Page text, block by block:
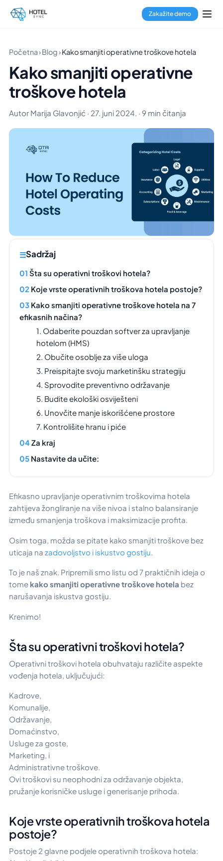
Zakažite demo
Početna›Blog›Kako smanjiti operativne troškove hotela
Kako smanjiti operativne
troškove hotela
Autor Marija Glavonjić · 27. juni 2024. · 9 min čitanja
Sadržaj
Šta su operativni troškovi hotela?
Koje vrste operativnih troškova hotela postoje?
Kako smanjiti operativne troškove hotela na 7
efikasnih načina?
1. Odaberite pouzdan softver za upravljanje
hotelom (HMS)
2. Obučite osoblje za više uloga
3. Preispitajte svoju marketinšku strategiju
4. Sprovodite preventivno održavanje
5. Budite ekološki osviješteni
6. Unovčite manje iskorišćene prostore
7. Kontrolišite hranu i piće
Za kraj
Nastavite da učite:
Efikasno upravljanje operativnim troškovima hotela
zahtijeva žongliranje na više nivoa i stalno balansiranje
između smanjenja troškova i maksimizacije profita.
Osim toga, možda se pitate kako smanjiti troškove bez
uticaja na zadovoljstvo i iskustvo gostiju.
To je naš znak. Pripremili smo listu od 7 praktičnih ideja o
tome kako smanjiti operativne troškove hotela bez
narušavanja iskustva gostiju.
Krenimo!
Šta su operativni troškovi hotela?
Operativni troškovi hotela obuhvataju različite aspekte
vođenja hotela, uključujući:
Kadrove,
Komunalije,
Održavanje,
Domaćinstvo,
Usluge za goste,
Marketing, i
Administrativne troškove.
Ovi troškovi su neophodni za održavanje objekta,
pružanje korisničke usluge i generisanje prihoda.
Koje vrste operativnih troškova hotela
postoje?
Postoje 2 glavne podjele operativnih troškova hotela: